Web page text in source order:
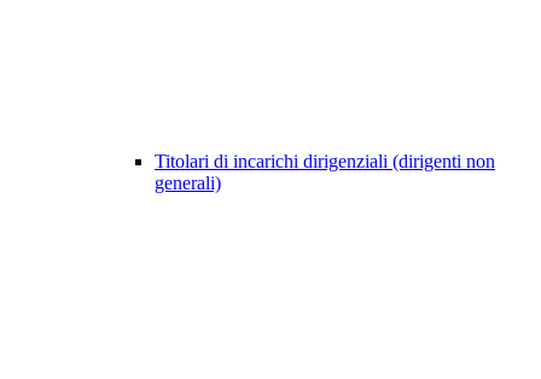
Titolari di incarichi dirigenziali (dirigenti non
generali)